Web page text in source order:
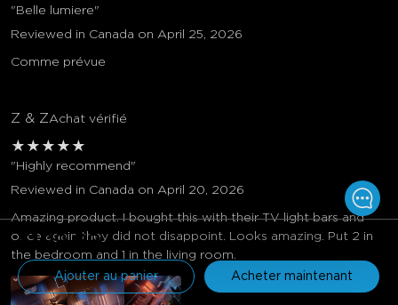
$109.99
Ajouter au panier Acheter maintenant
"Belle lumiere"
Reviewed in Canada on April 25, 2026
Comme prévue
Z & ZAchat vérifié
★ ★ ★ ★ ★
"Highly recommend"
Reviewed in Canada on April 20, 2026
Amazing product. I bought this with their TV light bars and
once again they did not disappoint. Looks amazing. Put 2 in
the bedroom and 1 in the living room.